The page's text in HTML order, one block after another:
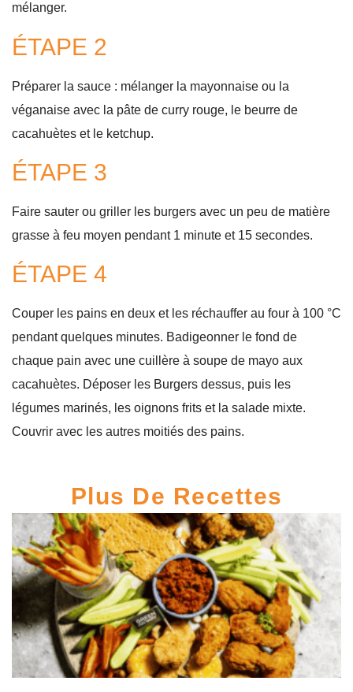
mélanger.
ÉTAPE 2
Préparer la sauce : mélanger la mayonnaise ou la
véganaise avec la pâte de curry rouge, le beurre de
cacahuètes et le ketchup.
ÉTAPE 3
Faire sauter ou griller les burgers avec un peu de matière
grasse à feu moyen pendant 1 minute et 15 secondes.
ÉTAPE 4
Couper les pains en deux et les réchauffer au four à 100 °C
pendant quelques minutes. Badigeonner le fond de
chaque pain avec une cuillère à soupe de mayo aux
cacahuètes. Déposer les Burgers dessus, puis les
légumes marinés, les oignons frits et la salade mixte.
Couvrir avec les autres moitiés des pains.
Plus De Recettes